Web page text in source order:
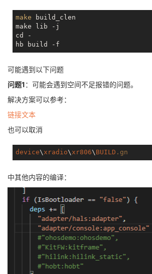
make build_clen
make lib -j
cd -
可能遇到以下问题
问题1：可能会遇到空间不足报错的问题。
解决方案可以参考：
链接文本
也可以取消
device\xradio\xr806\ BUILD .gn
中其他内容的编译：